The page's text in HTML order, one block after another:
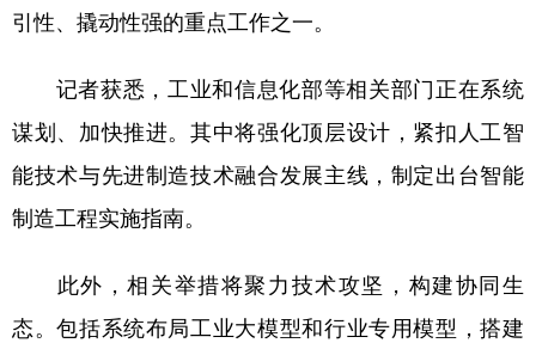
引性、撬动性强的重点工作之一。
记者获悉，工业和信息化部等相关部门正在系统
谋划、加快推进。其中将强化顶层设计，紧扣人工智
能技术与先进制造技术融合发展主线，制定出台智能
制造工程实施指南。
此外，相关举措将聚力技术攻坚，构建协同生
态。包括系统布局工业大模型和行业专用模型，搭建